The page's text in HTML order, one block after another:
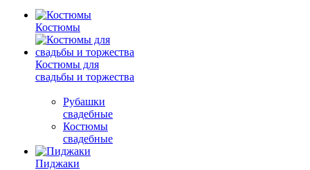
Костюмы
Костюмы для
свадьбы и торжества
Рубашки
свадебные
Костюмы
свадебные
Пиджаки